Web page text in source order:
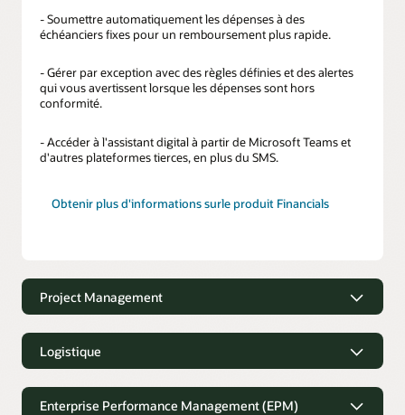
- Soumettre automatiquement les dépenses à des
échéanciers fixes pour un remboursement plus rapide.
- Gérer par exception avec des règles définies et des alertes
qui vous avertissent lorsque les dépenses sont hors
conformité.
- Accéder à l'assistant digital à partir de Microsoft Teams et
d'autres plateformes tierces, en plus du SMS.
Obtenir plus d'informations surle produit Financials
Project Management
- Capturer plus rapidement le temps du projet avec des
suggestions basées sur l'historique et les tâches planifiées.
- Gérer le statut des livrables du projet et lancer des actions.
Logistique
- Bénéficie d'un accès facile aux informations de commande
Enterprise Performance Management (EPM)